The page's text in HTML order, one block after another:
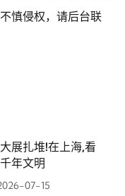
慎侵权，请后台联
展扎堆!在上海,看
年文明
07-15